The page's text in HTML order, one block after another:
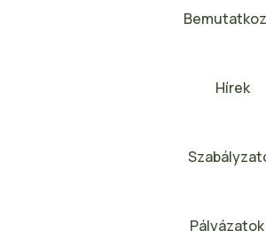
Hírek
Pályázatok